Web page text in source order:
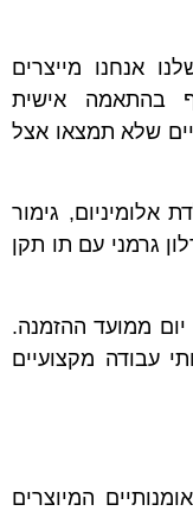
אנחנו מייצרים
בהתאמה אישית
שלא תמצאו אצל
אלומיניום, גימור
גרמני עם תו תקן
התקנה תוך 14 יום ממועד ההזמנה.
עבודה מקצועיים
המיוצרים